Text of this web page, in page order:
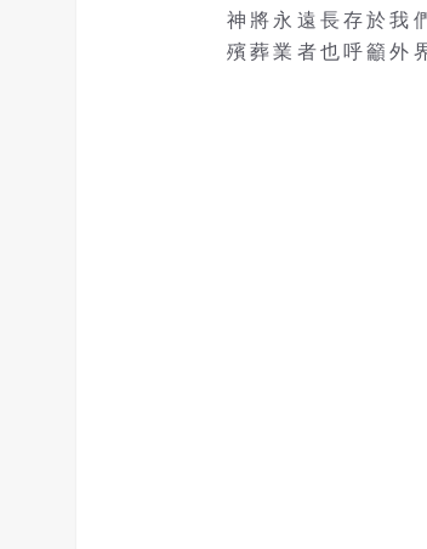
神將永遠長存於我
殯葬業者也呼籲外